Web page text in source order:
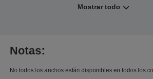
Mostrar todo
Notas:
No todos los anchos están disponibles en todos los